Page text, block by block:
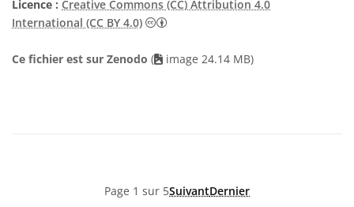
Licence : Creative Commons (CC) Attribution 4.0
International (CC BY 4.0)
Creative Commons (CC)
Ce fichier est sur Zenodo ( image 24.14 MB)
Page 1 sur 5SuivantDernier